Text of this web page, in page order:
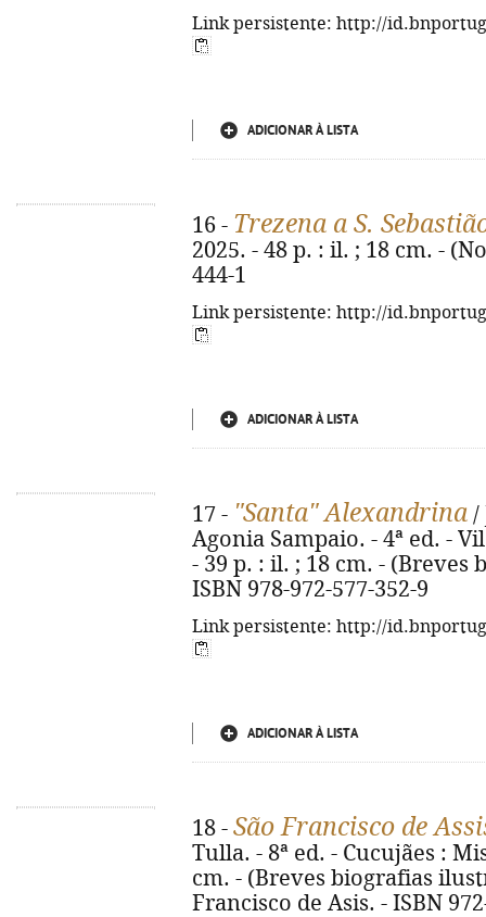
Link persistente: http://
ADICIONAR À LISTA
16 - Trezena a S.
2025. - 48 p. : il. ; 18 cm. -
444-1
Link persistente: http://
ADICIONAR À LISTA
17 - "Santa" Alexandrina /
Agonia Sampaio. - 4ª ed. -
- 39 p. : il. ; 18 cm. - (Breves
ISBN 978-972-577-352-9
Link persistente: http://
ADICIONAR À LISTA
18 - São Francisco de
Tulla. - 8ª ed. - Cucujães :
cm. - (Breves biografias
Francisco de Asis. - ISBN